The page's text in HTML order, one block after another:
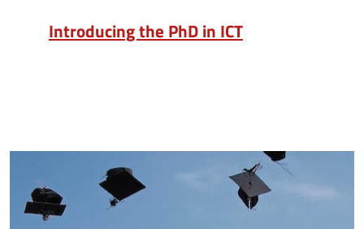
Introducing the PhD in ICT